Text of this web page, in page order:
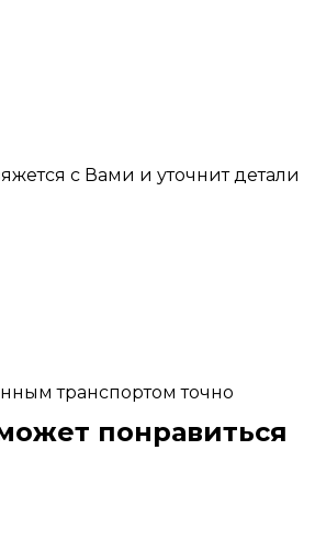
с Вами и уточнит детали
транспортом точно
понравиться